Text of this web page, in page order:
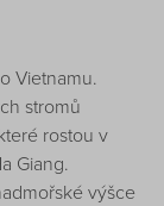
Vietnamu.
stromů
rostou v
Giang.
výšce